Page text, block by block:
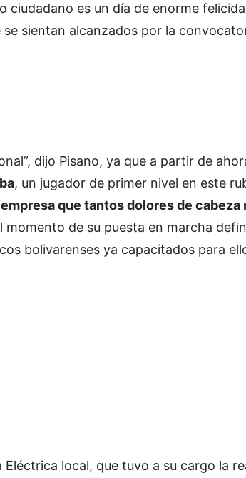
es un día de enorme
sientan alcanzados por la
dijo Pisano, ya que a partir de
, un jugador de primer nivel en este
que tantos dolores de cabeza
de su puesta en marcha
bolivarenses ya capacitados para
local, que tuvo a su cargo la